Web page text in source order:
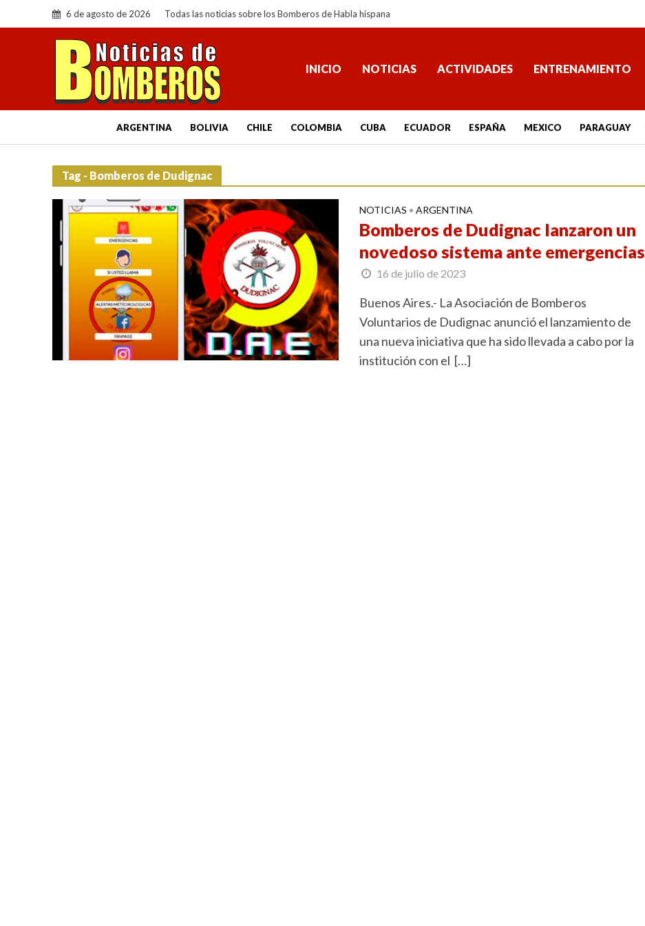
6 de agosto de 2026 Todas las noticias sobre los Bomberos de Habla hispana
INICIO NOTICIAS ACTIVIDADES ENTRENAMIENTO
ARGENTINA BOLIVIA CHILE COLOMBIA CUBA ECUADOR ESPAÑA MEXICO PARAGUAY
Tag - Bomberos de Dudignac
NOTICIAS • ARGENTINA
Bomberos de Dudignac lanzaron un
novedoso sistema ante emergencias
16 de julio de 2023
Buenos Aires.- La Asociación de Bomberos
Voluntarios de Dudignac anunció el lanzamiento de
una nueva iniciativa que ha sido llevada a cabo por la
institución con el […]